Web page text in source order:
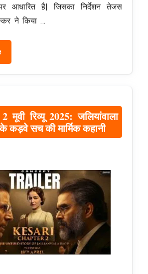
आधारित है| जिसका निर्देशन तेजस
ने किया …
मूवी रिव्यू 2025: जलियांवाला
कड़वे सच की मार्मिक कहानी